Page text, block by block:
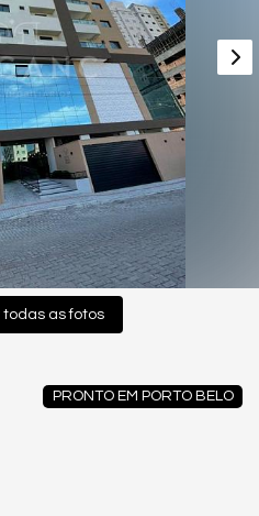
as fotos
PRONTO EM PORTO BELO